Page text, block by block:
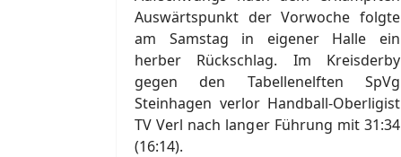
Auswärtspunkt der Vorwoche folgte
am Samstag in eigener Halle ein
herber Rückschlag. Im Kreisderby
gegen den Tabellenelften SpVg
Steinhagen verlor Handball-Oberligist
TV Verl nach langer Führung mit 31:34
(16:14).